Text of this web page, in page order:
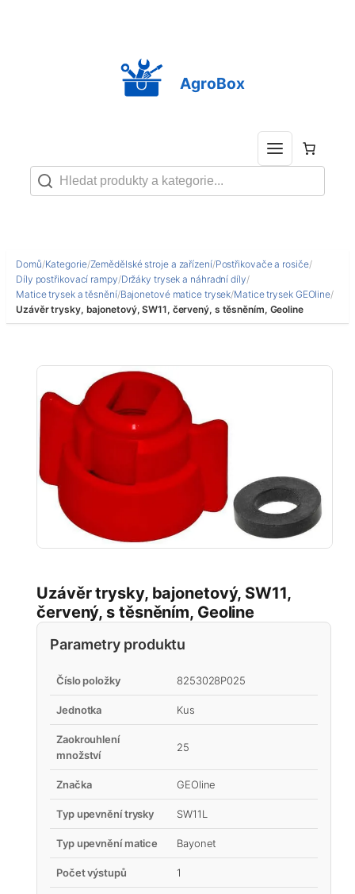
AgroBox
Domů/Kategorie/Zemědělské stroje a zařízení/Postřikovače a rosiče/
Díly postřikovací rampy/Držáky trysek a náhradní díly/
Matice trysek a těsnění/Bajonetové matice trysek/Matice trysek GEOline/
Uzávěr trysky, bajonetový, SW11, červený, s těsněním, Geoline
Uzávěr trysky, bajonetový, SW11,
červený, s těsněním, Geoline
Parametry produktu
Číslo položky 8253028P025
Jednotka Kus
Zaokrouhlení
množství
25
Značka GEOline
Typ upevnění trysky SW11L
Typ upevnění matice Bayonet
Počet výstupů 1